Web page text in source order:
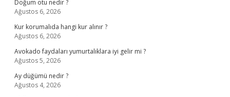
Doğum otu nedir ?
Ağustos 6, 2026
Kur korumalıda hangi kur alınır ?
Ağustos 6, 2026
Avokado faydaları yumurtalıklara iyi gelir mi ?
Ağustos 5, 2026
Ay düğümü nedir ?
Ağustos 4, 2026